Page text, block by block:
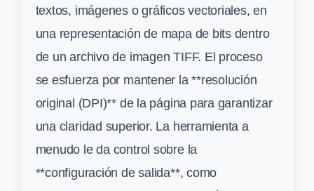
textos, imágenes o gráficos vectoriales, en
una representación de mapa de bits dentro
de un archivo de imagen TIFF. El proceso
se esfuerza por mantener la **resolución
original (DPI)** de la página para garantizar
una claridad superior. La herramienta a
menudo le da control sobre la
**configuración de salida**, como